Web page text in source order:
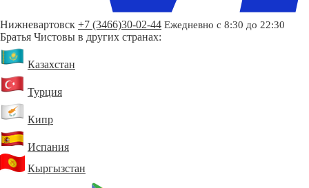
Нижневартовск +7 (3466)30-02-44 Ежедневно с 8:30 до 22:30
Братья Чистовы в других странах:
Казахстан
Турция
Кипр
Испания
Кыргызстан